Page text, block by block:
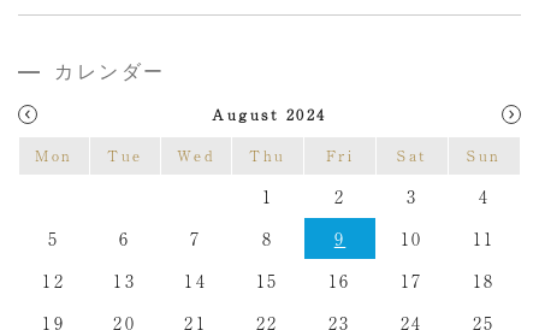
カレンダー
August 2024
Mon
Tue Wed Thu Fri Sat Sun
1 2 3
4
5
6 7 8 9 10
11
12
13 14 15 16 17
18
19
20 21 22 23 24
25